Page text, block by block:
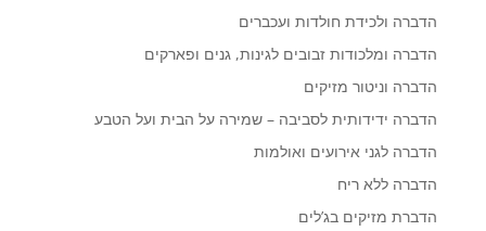
הדברה ולכידת חולדות ועכברים
הדברה ומלכודות זבובים לגינות, גנים ופארקים
הדברה וניטור מזיקים
הדברה ידידותית לסביבה – שמירה על הבית ועל הטבע
הדברה לגני אירועים ואולמות
הדברה ללא ריח
הדברת מזיקים בג’לים